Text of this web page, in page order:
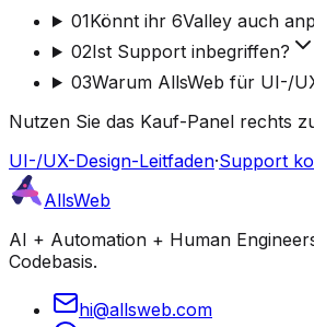
01Könnt ihr 6Valley auch
02Ist Support inbegriffen?
03Warum AllsWeb für UI-/
Nutzen Sie das Kauf-Panel rechts
UI-/UX-Design-Leitfaden·Support
AllsWeb
AI + Automation + Human
Codebasis.
hi@allsweb.com